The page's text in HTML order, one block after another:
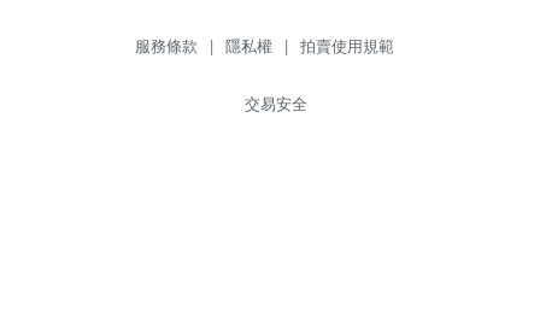
服務條款 | 隱私權 | 拍賣使用規範
交易安全